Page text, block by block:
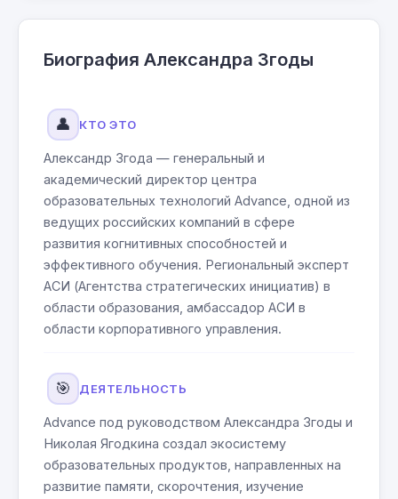
Биография Александра Згоды
👤 КТО ЭТО
Александр Згода — генеральный и
академический директор центра
образовательных технологий Advance, одной из
ведущих российских компаний в сфере
развития когнитивных способностей и
эффективного обучения. Региональный эксперт
АСИ (Агентства стратегических инициатив) в
области образования, амбассадор АСИ в
области корпоративного управления.
🎯 ДЕЯТЕЛЬНОСТЬ
Advance под руководством Александра Згоды и
Николая Ягодкина создал экосистему
образовательных продуктов, направленных на
развитие памяти, скорочтения, изучение